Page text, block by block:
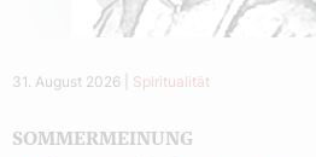
31. August 2026 Spiritualität
SOMMERMEINUNG